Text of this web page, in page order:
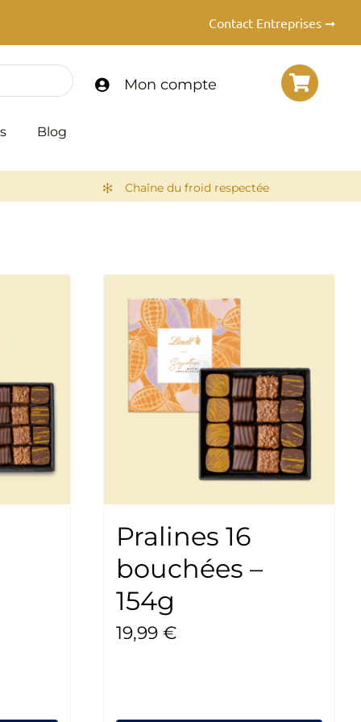
Contact Entreprises ➞
Blog
Mon compte
Chaîne du froid respectée
Pralines 16
bouchées –
154g
19,99 €